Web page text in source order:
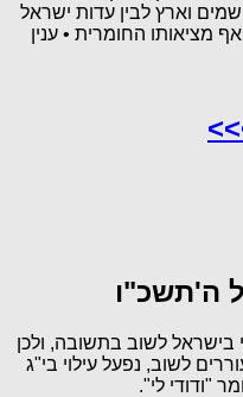
וארץ לבין עדות ישראל
מציאותו החומרית • ענין
ה'תשכ"ו
בישראל לשוב בתשובה, ולכן
לשוב, נפעל עילוי בי"ג
"ודודי לי".